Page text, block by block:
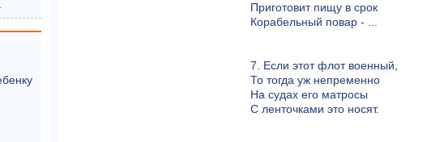
Приготовит пищу в срок
Корабельный повар - ...
7. Если этот флот военный,
То тогда уж непременно
На судах его матросы
С ленточками это носят.